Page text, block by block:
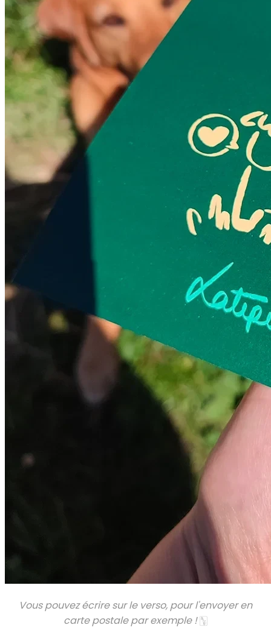
Vous pouvez écrire sur le verso, pour l'envoyer en
carte postale par exemple !🀦